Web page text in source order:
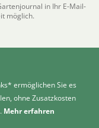
in Ihr E-Mail-
möglich.
ermöglichen Sie es
ohne Zusatzkosten
Mehr erfahren